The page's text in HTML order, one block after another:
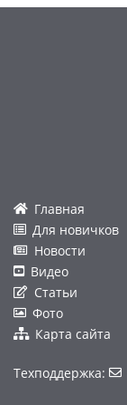
Главная
Для новичков
Новости
Видео
Статьи
Фото
Карта сайта
Техподдержка: